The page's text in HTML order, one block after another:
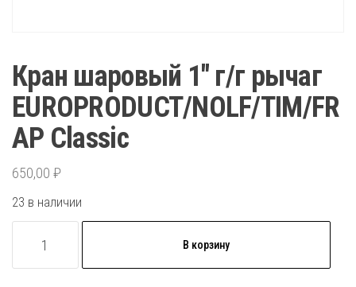
Кран шаровый 1″ г/г рычаг
EUROPRODUCT/NOLF/TIM/FR
AP Classic
650,00 ₽
23 в наличии
товара
В корзину